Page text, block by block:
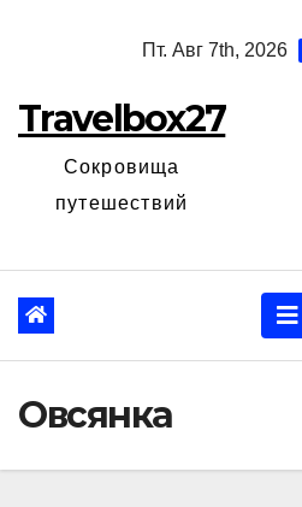
Пт. Авг 7th, 2026
Travelbox27
Сокровища
путешествий
Овсянка